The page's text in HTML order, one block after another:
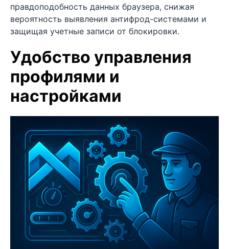
правдоподобность данных браузера, снижая
вероятность выявления антифрод-системами и
защищая учетные записи от блокировки.
Удобство управления
профилями и
настройками